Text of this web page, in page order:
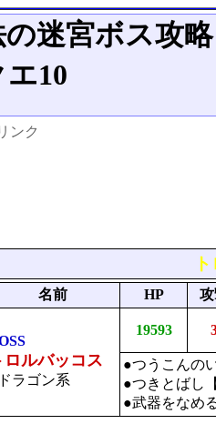
の迷宮ボス攻
エ10
ンク
名前 HP
ロルバッコス
ラゴン系
19593
●つうこんの
●つきとばし
●武器をなめ